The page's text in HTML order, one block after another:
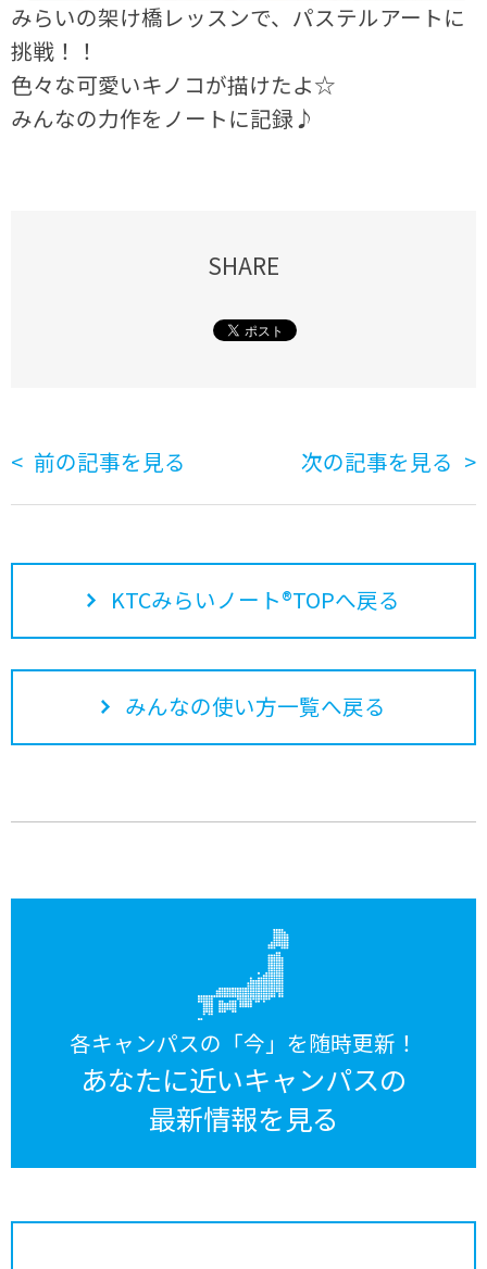
みらいの架け橋レッスンで、パステルアートに
挑戦！！
色々な可愛いキノコが描けたよ☆
みんなの力作をノートに記録♪
SHARE
前の記事を見る 次の記事を見る
KTCみらいノート®TOPへ戻る
みんなの使い方一覧へ戻る
各キャンパスの「今」を随時更新！
あなたに近いキャンパスの
最新情報を見る